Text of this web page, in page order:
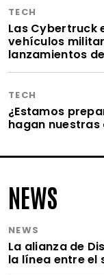
TECH
Las Cybertruck
vehículos
lanzamientos
TECH
¿Estamos
hagan nuestras
NEWS
NEWS
La alianza de
la línea entre el